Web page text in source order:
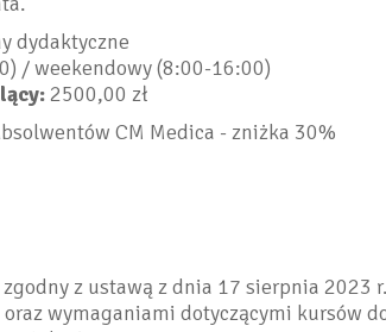
dydaktyczne
/ weekendowy (8:00-16:00)
2500,00 zł
CM Medica - zniżka 30%
z ustawą z dnia 17 sierpnia 2023
wymaganiami dotyczącymi kursów